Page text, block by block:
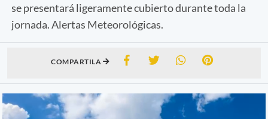
se presentará ligeramente cubierto durante toda la
jornada. Alertas Meteorológicas.
COMPARTILA